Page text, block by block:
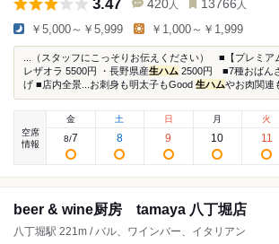
3.47 420 人 13766 人
￥5,000～￥5,999 ￥1,000～￥1,999
...（スタッフにこっそりお伝えください） ■【プレミア
レザオラ 5500円 ・長野県産生ハム 2500円 ■7種おばん
げ ■店内全景...お刺身も明太子もGood 生ハムやお肉関連
空席
情報
金
8/7
土
8
日
9
月
10
火
11
beer & wine厨房 tamaya 八丁堀店
八丁堀駅 221m / バル、ワインバー、イタリアン